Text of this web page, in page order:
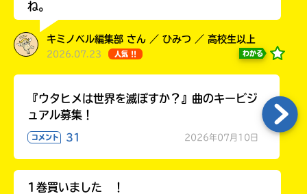
ね。
キミノベル編集部 さん ／ ひみつ ／ 高校生以上
2026.07.23 人気 !! わかる
『ウタヒメは世界を滅ぼすか？』曲のキービジ
ュアル募集！
コメント 31 2026年07月10日
1巻買いました ！